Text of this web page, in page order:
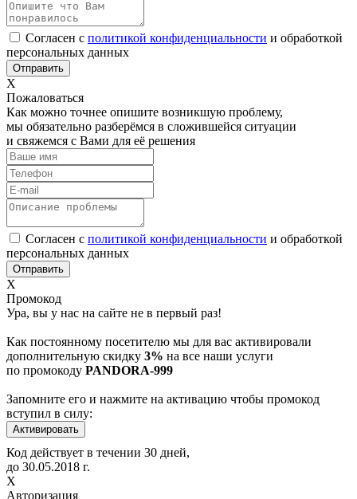
Согласен с политикой конфиденциальности и обработкой
персональных данных
Х
Пожаловаться
Как можно точнее опишите возникшую проблему,
мы обязательно разберёмся в сложившейся ситуации
и свяжемся с Вами для её решения
Согласен с политикой конфиденциальности и обработкой
персональных данных
Х
Промокод
Ура, вы у нас на сайте не в первый раз!
Как постоянному посетителю мы для вас активировали
дополнительную скидку 3% на все наши услуги
по промокоду PANDORA-999
Запомните его и нажмите на активацию чтобы промокод
вступил в силу:
Код действует в течении 30 дней,
до 30.05.2018 г.
Х
Авторизация